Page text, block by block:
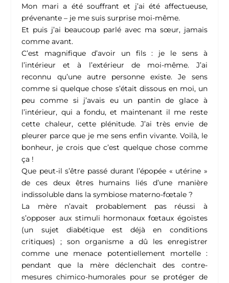
Mon mari a été souffrant et j’ai été affectueuse,
prévenante – je me suis surprise moi-même.
Et puis j’ai beaucoup parlé avec ma sœur, jamais
comme avant.
C’est magnifique d’avoir un fils : je le sens à
l’intérieur et à l’extérieur de moi-même. J’ai
reconnu qu’une autre personne existe. Je sens
comme si quelque chose s’était dissous en moi, un
peu comme si j’avais eu un pantin de glace à
l’intérieur, qui a fondu, et maintenant il me reste
cette chaleur, cette plénitude. J’ai très envie de
pleurer parce que je me sens enfin vivante. Voilà, le
bonheur, je crois que c’est quelque chose comme
ça !
Que peut-il s’être passé durant l’épopée « utérine »
de ces deux êtres humains liés d’une manière
indissoluble dans la symbiose materno-fœtale ?
La mère n’avait probablement pas réussi à
s’opposer aux stimuli hormonaux fœtaux égoïstes
(un sujet diabétique est déjà en conditions
critiques) ; son organisme a dû les enregistrer
comme une menace potentiellement mortelle :
pendant que la mère déclenchait des contre-
mesures chimico-humorales pour se protéger de